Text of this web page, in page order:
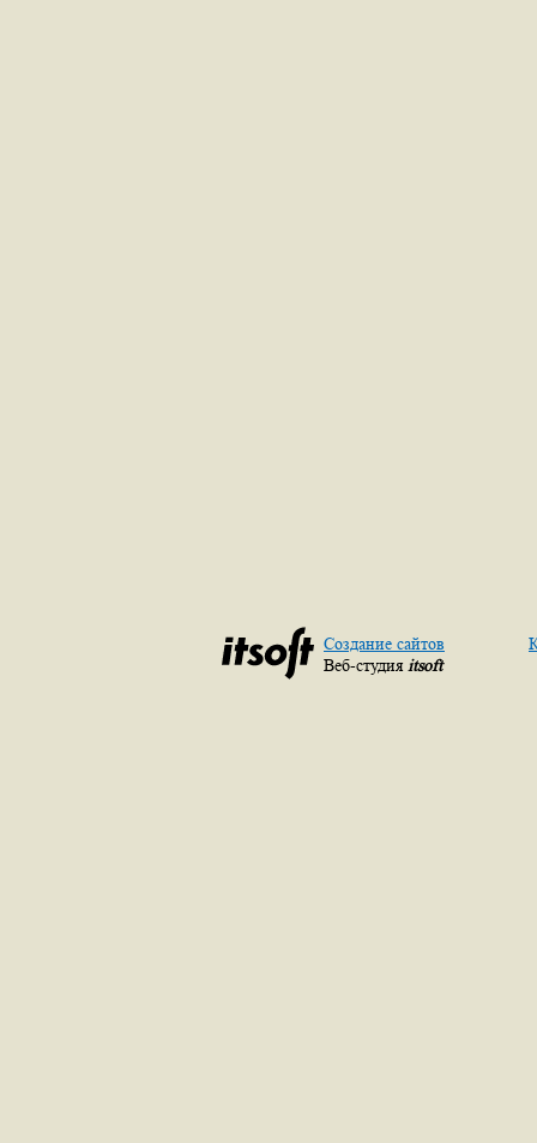
Создание сайтов
Веб-студия itsoft